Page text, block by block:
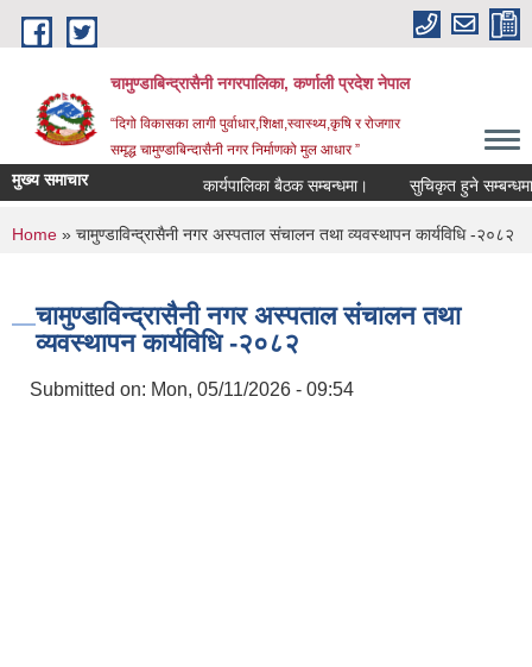
Skip to main content
चामुण्डाबिन्द्रासैनी नगरपालिका, कर्णाली प्रदेश नेपाल
“दिगो विकासका लागी पुर्वाधार,शिक्षा,स्वास्थ्य,कृषि र रोजगार
समृद्ध चामुण्डाबिन्दासैनी नगर निर्माणको मुल आधार ”
मुख्य समाचार कार्यपालिका बैठक सम्बन्धमा। सुचिकृत हुने सम्बन्धमा।
You are here
Home » चामुण्डाविन्द्रासैनी नगर अस्पताल संचालन तथा व्यवस्थापन कार्यविधि -२०८२
चामुण्डाविन्द्रासैनी नगर अस्पताल संचालन तथा
व्यवस्थापन कार्यविधि -२०८२
Submitted on: Mon, 05/11/2026 - 09:54